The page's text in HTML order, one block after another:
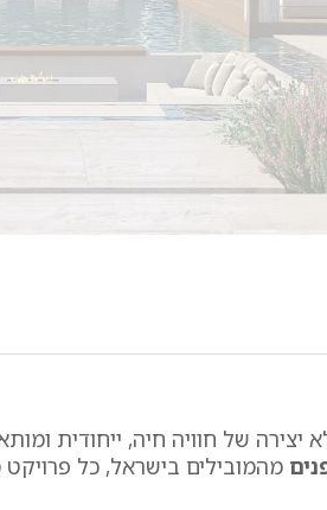
יצירה של חוויה חיה, ייחודית
מהמובילים בישראל, כל